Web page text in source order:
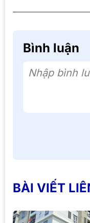
Bình luận
Nhập bình
BÀI VIẾT